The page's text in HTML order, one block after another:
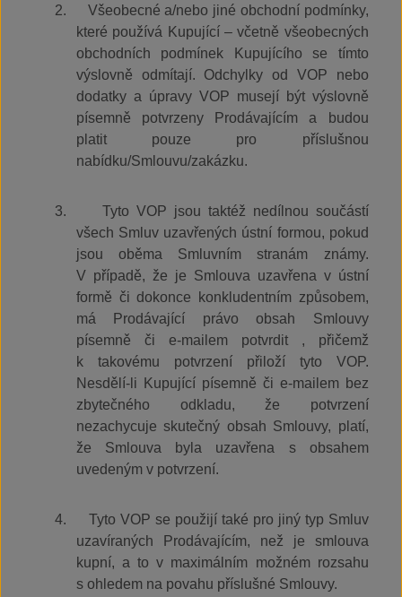
2.
Všeobecné a/nebo jiné obchodní podmínky,
které používá Kupující – včetně všeobecných
obchodních podmínek Kupujícího se tímto
výslovně odmítají. Odchylky od VOP nebo
dodatky a úpravy VOP musejí být výslovně
písemně potvrzeny Prodávajícím a budou
platit pouze pro příslušnou
nabídku/Smlouvu/zakázku.
3.
Tyto VOP jsou taktéž nedílnou součástí
všech Smluv uzavřených ústní formou, pokud
jsou oběma Smluvním stranám známy.
V případě, že je Smlouva uzavřena v ústní
formě či dokonce konkludentním způsobem,
má Prodávající právo obsah Smlouvy
písemně či e-mailem potvrdit , přičemž
k takovému potvrzení přiloží tyto VOP.
Nesdělí-li Kupující písemně či e-mailem bez
zbytečného odkladu, že potvrzení
nezachycuje skutečný obsah Smlouvy, platí,
že Smlouva byla uzavřena s obsahem
uvedeným v potvrzení.
4.
Tyto VOP se použijí také pro jiný typ Smluv
uzavíraných Prodávajícím, než je smlouva
kupní, a to v maximálním možném rozsahu
s ohledem na povahu příslušné Smlouvy.